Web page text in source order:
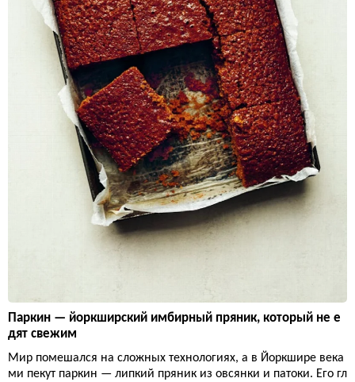
Паркин — йоркширский имбирный пряник, который не е
дят свежим
Мир помешался на сложных технологиях, а в Йоркшире века
ми пекут паркин — липкий пряник из овсянки и патоки. Его гл